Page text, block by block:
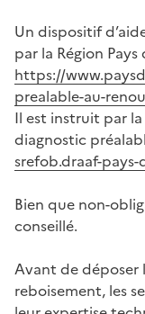
Un dispositif
par la Région Pays
https://
prealable-au-
Il est instruit par la
diagnostic
srefob.draaf-
Bien que non-
conseillé.
Avant de déposer
reboisement, les